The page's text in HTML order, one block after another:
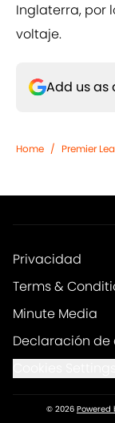
Inglaterra, por
voltaje.
Add us as
Home / Premier
Privacidad
Terms &
Minute Media
Declaración
© 2026 Powered